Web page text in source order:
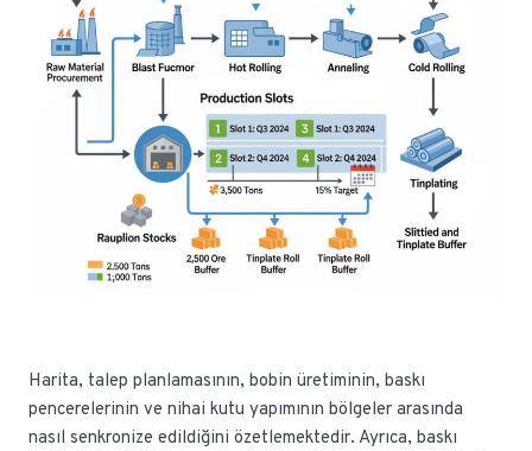
Harita, talep planlamasının, bobin üretiminin, baskı
pencerelerinin ve nihai kutu yapımının bölgeler arasında
nasıl senkronize edildiğini özetlemektedir. Ayrıca, baskı